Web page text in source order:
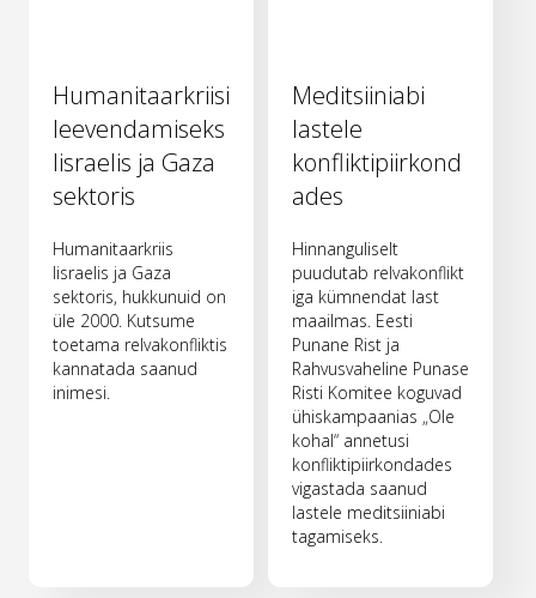
Humanitaarkriisi
leevendamiseks
Iisraelis ja Gaza
sektoris
Humanitaarkriis
Iisraelis ja Gaza
sektoris, hukkunuid on
üle 2000. Kutsume
toetama relvakonfliktis
kannatada saanud
inimesi.
Meditsiiniabi
lastele
konfliktipiirkond
ades
Hinnanguliselt
puudutab relvakonflikt
iga kümnendat last
maailmas. Eesti
Punane Rist ja
Rahvusvaheline Punase
Risti Komitee koguvad
ühiskampaanias „Ole
kohal“ annetusi
konfliktipiirkondades
vigastada saanud
lastele meditsiiniabi
tagamiseks.